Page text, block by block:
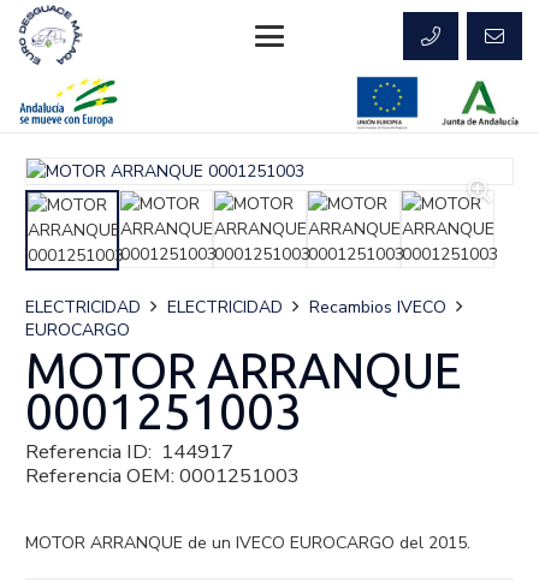
ELECTRICIDAD ELECTRICIDAD
Recambios IVECO
EUROCARGO
MOTOR ARRANQUE
0001251003
Referencia ID: 144917
Referencia OEM: 0001251003
MOTOR ARRANQUE de un IVECO EUROCARGO del 2015.